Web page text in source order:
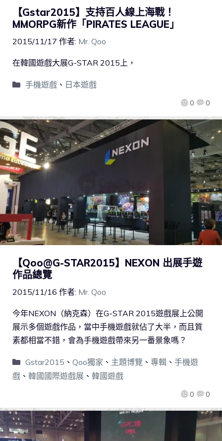
【Gstar2015】支持百人線上海戰！
MMORPG新作「PIRATES LEAGUE」
2015/11/17 作者: Mr. Qoo
0 0
在韓國遊戲大展G-STAR 2015上，
手機遊戲、 日本遊戲
【Qoo@G-STAR2015】NEXON 出展手遊
作品總覽
2015/11/16 作者: Mr. Qoo
0 0
今年NEXON（納克森）在G-STAR 2015遊戲展上公開
展示多個遊戲作品，當中手機遊戲就佔了大半，而且質
素都相當不錯，會為手機遊戲帶來另一番景象嗎？
Gstar2015 、 Qoo獨家 、 主題博覽 、 專輯、 手機遊
戲 、 韓國國際遊戲展 、 韓國遊戲